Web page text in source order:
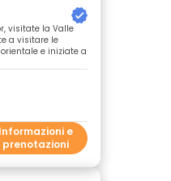
visitate la Valle
a visitare le
e iniziate a
Informazioni e
prenotazioni